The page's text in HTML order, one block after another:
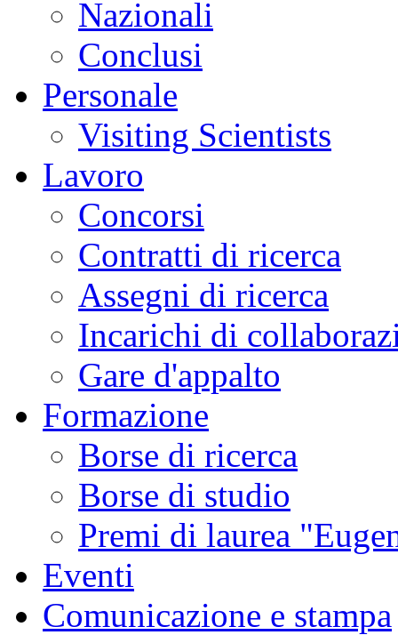
Nazionali
Conclusi
Personale
Visiting Scientists
Lavoro
Concorsi
Contratti di ricerca
Assegni di ricerca
Incarichi di
Gare d'appalto
Formazione
Borse di ricerca
Borse di studio
Premi di laurea
Eventi
Comunicazione e stampa